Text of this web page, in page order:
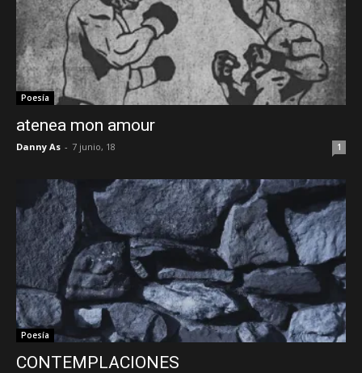
Poesía
atenea mon amour
Danny As - 7 junio, 18 1
Poesía
CONTEMPLACIONES